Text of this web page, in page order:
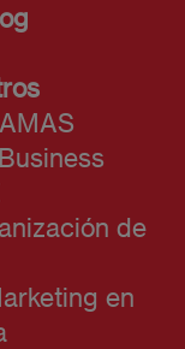
de
en